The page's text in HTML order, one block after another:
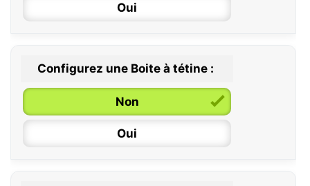
Oui
Configurez une Boite à tétine :
Non
Oui